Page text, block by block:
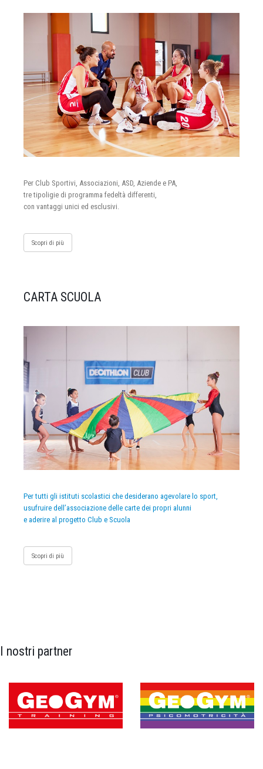
Per Club Sportivi, Associazioni, ASD, Aziende e PA,
tre tipoligie di programma fedeltà differenti,
con vantaggi unici ed esclusivi.
Scopri di più
CARTA SCUOLA
Per tutti gli istituti scolastici che desiderano agevolare lo sport,
usufruire dell’associazione delle carte dei propri alunni
e aderire al progetto Club e Scuola
Scopri di più
I nostri partner